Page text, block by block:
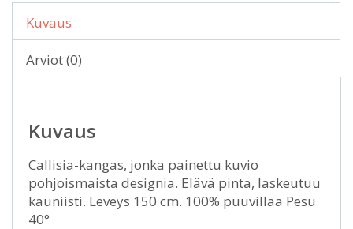
Kuvaus
Arviot (0)
Kuvaus
Callisia-kangas, jonka painettu kuvio
pohjoismaista designia. Elävä pinta, laskeutuu
kauniisti. Leveys 150 cm. 100% puuvillaa Pesu
40°